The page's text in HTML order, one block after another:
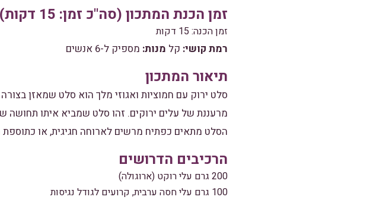
זמן הכנת המתכון (סה"כ זמן: 15 דקות)
זמן הכנה: 15 דקות
רמת קושי: קל מנות: מספיק ל-6 אנשים
תיאור המתכון
סלט ירוק עם חמוציות ואגוזי מלך הוא סלט שמאזן
מרעננת של עלים ירוקים. זהו סלט שמביא איתו תחושה
הסלט מתאים כפתיח מרשים לארוחה חגיגית, או כתוספת
הרכיבים הדרושים
200 גרם עלי רוקט (ארוגולה)
100 גרם עלי חסה ערבית, קרועים לגודל נגיסות